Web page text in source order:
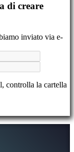
di creare
inviato via e-
controlla la cartella